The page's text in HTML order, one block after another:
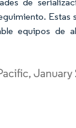
Estas
equipos de